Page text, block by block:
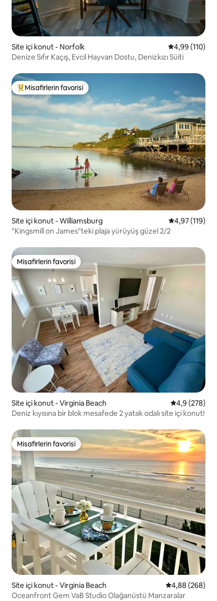
Site içi konut - Norfolk 5 üzerinden
4,99 (110)
Denize Sıfır Kaçış, Evcil Hayvan Dostu, Denizkızı Süiti
Misafirlerin favorilerinden en beğenilenler arasında
Misafirlerin favorisi
Site içi konut - Williamsburg 5 üzerinden
4,97 (119)
"Kingsmill on James"teki plaja yürüyüş güzel 2/2
Misafirlerin favorisi
Misafirlerin favorisi
Site içi konut - Virginia Beach 5 üzerinden
4,9 (278)
Deniz kıyısına bir blok mesafede 2 yatak odalı site içi konut!
Misafirlerin favorisi
Misafirlerin favorisi
Site içi konut - Virginia Beach 5 üzerinden
4,88 (268)
Oceanfront Gem VaB Studio Olağanüstü Manzaralar